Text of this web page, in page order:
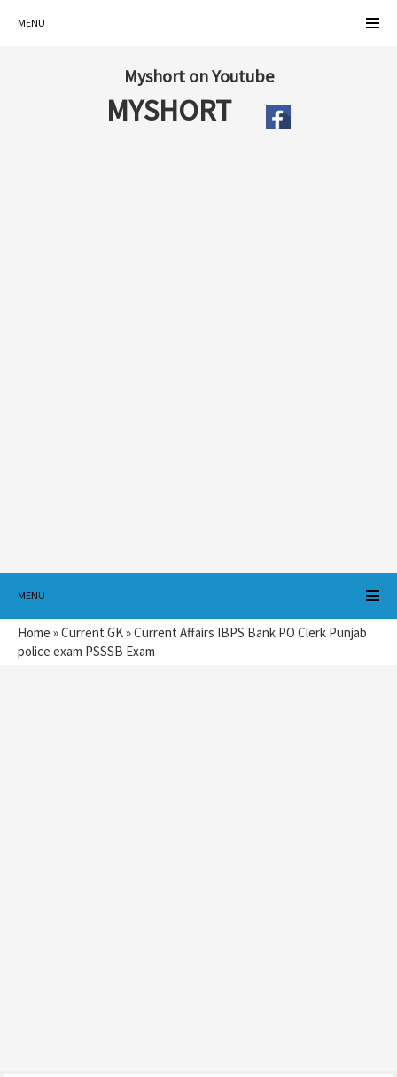
MENU
Myshort on Youtube
MYSHORT
MENU
Home »Current GK»Current Affairs IBPS Bank PO Clerk Punjab
police exam PSSSB Exam